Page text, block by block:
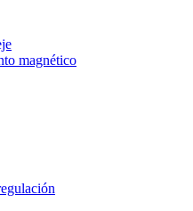
magnético